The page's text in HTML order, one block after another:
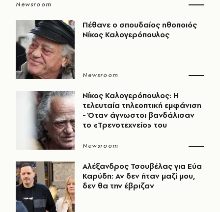
Newsroom
Πέθανε ο σπουδαίος ηθοποιός
Νίκος Καλογερόπουλος
Newsroom
Νίκος Καλογερόπουλος: Η
τελευταία τηλεοπτική εμφάνιση
- Όταν άγνωστοι βανδάλισαν
το «Τρενοτεχνείο» του
Newsroom
Αλέξανδρος Τσουβέλας για Εύα
Καρύδη: Αν δεν ήταν μαζί μου,
δεν θα την έβριζαν